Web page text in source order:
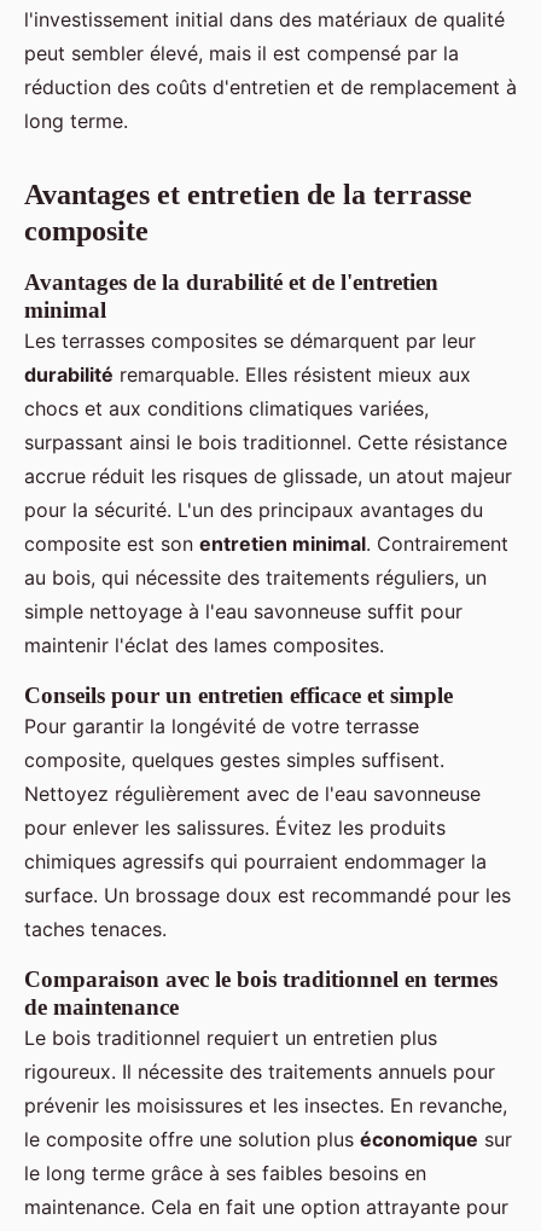
l'investissement initial dans des matériaux de qualité
peut sembler élevé, mais il est compensé par la
réduction des coûts d'entretien et de remplacement à
long terme.
Avantages et entretien de la terrasse
composite
Avantages de la durabilité et de l'entretien
minimal
Les terrasses composites se démarquent par leur
durabilité remarquable. Elles résistent mieux aux
chocs et aux conditions climatiques variées,
surpassant ainsi le bois traditionnel. Cette résistance
accrue réduit les risques de glissade, un atout majeur
pour la sécurité. L'un des principaux avantages du
composite est son entretien minimal. Contrairement
au bois, qui nécessite des traitements réguliers, un
simple nettoyage à l'eau savonneuse suffit pour
maintenir l'éclat des lames composites.
Conseils pour un entretien efficace et simple
Pour garantir la longévité de votre terrasse
composite, quelques gestes simples suffisent.
Nettoyez régulièrement avec de l'eau savonneuse
pour enlever les salissures. Évitez les produits
chimiques agressifs qui pourraient endommager la
surface. Un brossage doux est recommandé pour les
taches tenaces.
Comparaison avec le bois traditionnel en termes
de maintenance
Le bois traditionnel requiert un entretien plus
rigoureux. Il nécessite des traitements annuels pour
prévenir les moisissures et les insectes. En revanche,
le composite offre une solution plus économique sur
le long terme grâce à ses faibles besoins en
maintenance. Cela en fait une option attrayante pour